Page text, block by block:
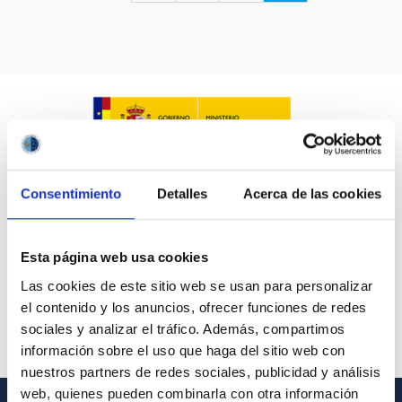
Consentimiento Detalles Acerca de las cookies
Esta página web usa cookies
Las cookies de este sitio web se usan para personalizar
el contenido y los anuncios, ofrecer funciones de redes
sociales y analizar el tráfico. Además, compartimos
información sobre el uso que haga del sitio web con
nuestros partners de redes sociales, publicidad y análisis
web, quienes pueden combinarla con otra información
ASTROFÍSICAS